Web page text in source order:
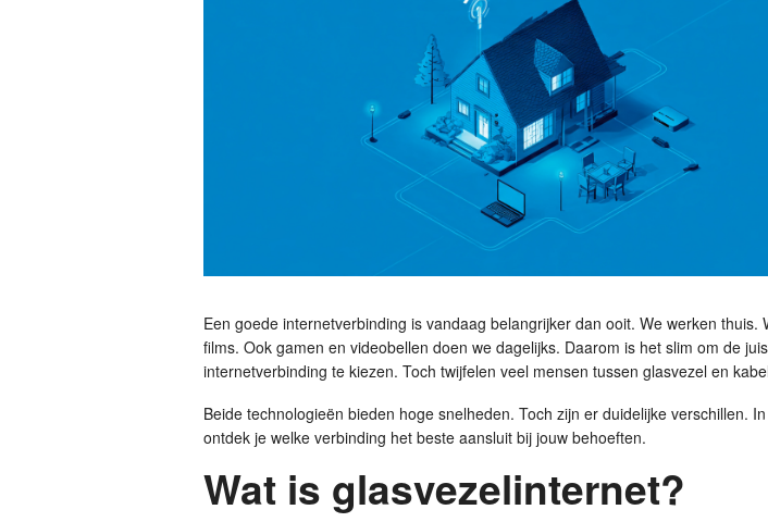
Een goede internetverbinding is vandaag belangrijker dan ooit. We werken thuis.
films. Ook gamen en videobellen doen we dagelijks. Daarom is het slim om de
internetverbinding te kiezen. Toch twijfelen veel mensen tussen glasvezel en
Beide technologieën bieden hoge snelheden. Toch zijn er duidelijke verschillen.
ontdek je welke verbinding het beste aansluit bij jouw behoeften.
Wat is glasvezelinternet?